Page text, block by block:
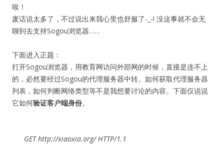
唉！
废话说太多了，不过说出来我心里也舒服了-_-! 没这事就不会无
聊到去支持Sogou浏览器……
下面进入正题：
打开Sogou浏览器，用教育网访问外部网的时候，直接是连不上
的，必然要经过Sogou的代理服务器中转。如何获取代理服务器
列表，如何判断网络类型等不是我想要讨论的内容。下面仅说说
它如何验证客户端身份。
GET http://xiaoxia.org/ HTTP/1.1